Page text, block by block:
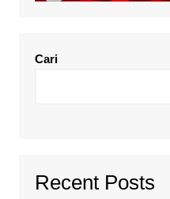
Cari
Recent Posts